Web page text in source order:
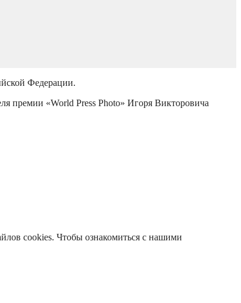
Федерации.
премии «World Press Photo» Игоря Викторовича
cookies. Чтобы ознакомиться с нашими